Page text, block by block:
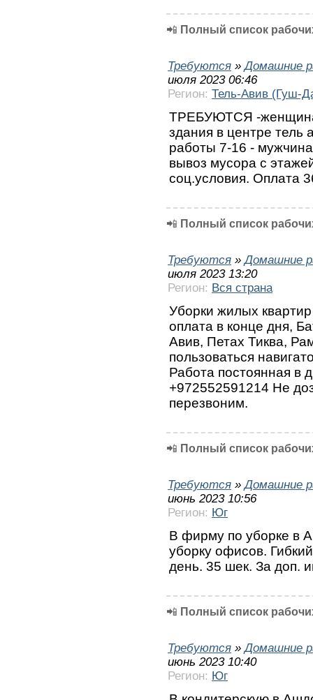
📲 Полный список
Требуются »Домашние
июля 2023 06:46
Регион: Тель-Авив (Гуш-
ТРЕБУЮТСЯ -женщина
здания в центре тель
работы 7-16 -
вывоз мусора с
соц.условия. Оплата
📲 Полный список
Требуются »Домашние
июля 2023 13:20
Регион: Вся страна
Уборки жилых
оплата в конце дня,
Авив, Петах Тиква,
пользоваться
Работа постоянная в
+972552591214 Не
перезвоним.
📲 Полный список
Требуются »Домашние
июнь 2023 10:56
Регион: Юг
В фирму по уборке в
уборку офисов.
день. 35 шек. За доп.
📲 Полный список
Требуются »Домашние
июнь 2023 10:40
Регион: Юг